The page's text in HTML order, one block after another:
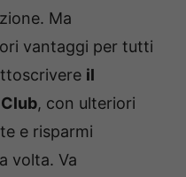
Ma
vantaggi per tutti
il
, con ulteriori
e risparmi
volta. Va